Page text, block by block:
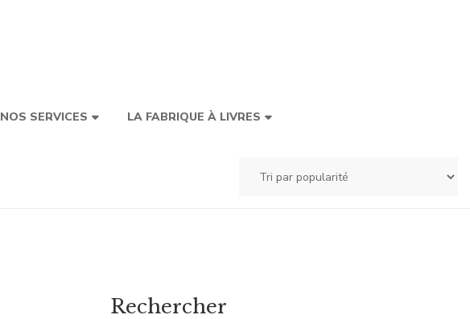
NOS SERVICES LA FABRIQUE À LIVRES
Rechercher